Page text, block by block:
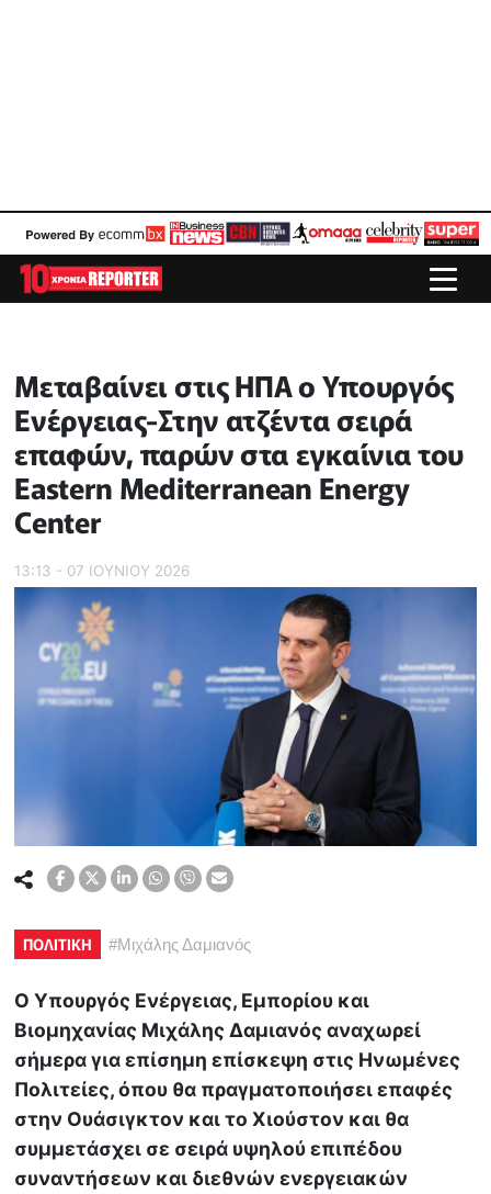
Mεταβαίνει στις ΗΠΑ ο Υπουργός
Ενέργειας-Στην ατζέντα σειρά
επαφών, παρών στα εγκαίνια του
Eastern Mediterranean Energy
Center
13:13 - 07 ΙΟΥΝΙΟΥ 2026
ΠΟΛΙΤΙΚΗ #Μιχάλης Δαμιανός
Ο Υπουργός Ενέργειας, Εμπορίου και
Βιομηχανίας Μιχάλης Δαμιανός αναχωρεί
σήμερα για επίσημη επίσκεψη στις Ηνωμένες
Πολιτείες, όπου θα πραγματοποιήσει επαφές
στην Ουάσιγκτον και το Χιούστον και θα
συμμετάσχει σε σειρά υψηλού επιπέδου
συναντήσεων και διεθνών ενεργειακών